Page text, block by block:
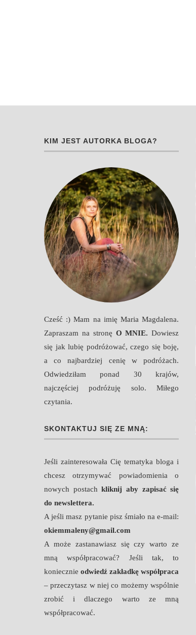
KIM JEST AUTORKA BLOGA?
Cześć :) Mam na imię Maria Magdalena.
Zapraszam na stronę O MNIE.Dowiesz
się jak lubię podróżować, czego się boję,
a co najbardziej cenię w podróżach.
Odwiedziłam ponad 30 krajów,
najczęściej podróżuję solo. Miłego
czytania.
SKONTAKTUJ SIĘ ZE MNĄ:
Jeśli zainteresowała Cię tematyka bloga i
chcesz otrzymywać powiadomienia o
nowych postachkliknij aby zapisać się
do newslettera.
A jeśli masz pytanie pisz śmiało na e-mail:
okiemmaleny@gmail.com
A może zastanawiasz się czy warto ze
mną współpracować? Jeśli tak, to
koniecznieodwiedź zakładkę współpraca
– przeczytasz w niej co możemy wspólnie
zrobić i dlaczego warto ze mną
współpracować.
Amalfi i wybrzeże
zawrót